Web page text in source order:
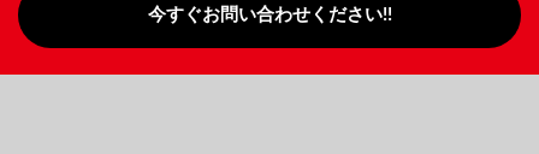
今すぐお問い合わせください!!